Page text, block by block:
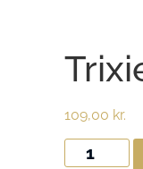
109,00 kr.